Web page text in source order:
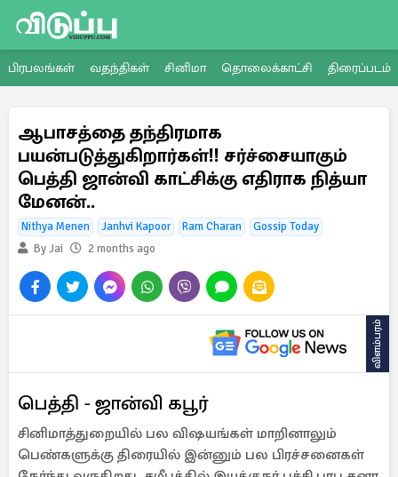
பிரபலங்கள் வதந்திகள் சினிமா தொலைக்காட்சி திரைப்படம்
ஆபாசத்தை தந்திரமாக
பயன்படுத்துகிறார்கள்!! சர்ச்சையாகும்
பெத்தி ஜான்வி காட்சிக்கு எதிராக நித்யா
மேனன்..
Nithya Menen Janhvi Kapoor Ram Charan
Gossip Today
By Jai
2 months ago
விளம்பரம்
பெத்தி - ஜான்வி கபூர்
சினிமாத்துறையில் பல விஷயங்கள் மாறினாலும்
பெண்களுக்கு திரையில் இன்னும் பல பிரச்சனைகள்